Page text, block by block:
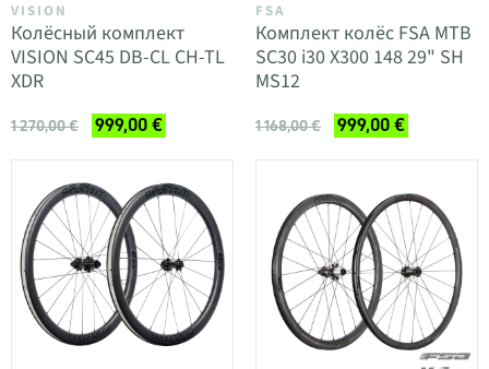
VISION
Колёсный комплект
VISION SC45 DB-CL CH-TL
XDR
1 270,00 € 999,00 €
FSA
Комплект колёс FSA MTB
SC30 i30 X300 148 29" SH
MS12
1 168,00 € 999,00 €